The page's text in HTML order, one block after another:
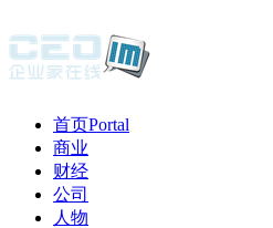
首页Portal
商业
财经
公司
人物